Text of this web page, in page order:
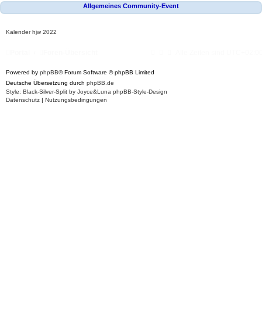
Allgemeines Community-Event
Kalenderhjw 2022
Powered by phpBB® Forum Software © phpBB Limited
Deutsche Übersetzung durch phpBB.de
Style: Black-Silver-Split by Joyce&Luna phpBB-Style-Design
Datenschutz | Nutzungsbedingungen